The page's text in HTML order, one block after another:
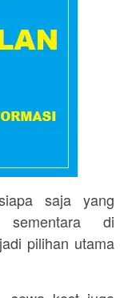
saja yang
sementara di
pilihan utama